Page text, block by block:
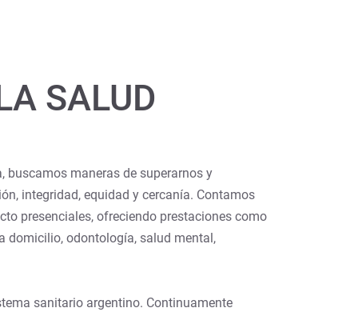
SALUD
buscamos maneras de superarnos y
integridad, equidad y cercanía. Contamos
presenciales, ofreciendo prestaciones como
domicilio, odontología, salud mental,
sanitario argentino. Continuamente